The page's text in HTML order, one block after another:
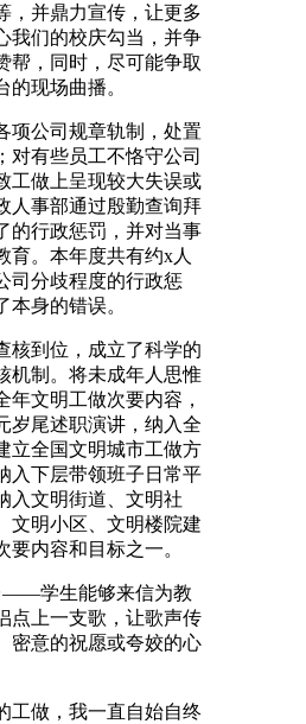
，并鼎力宣传，让更多
我们的校庆勾当，并争
帮，同时，尽可能争取
的现场曲播。
公司规章轨制，处置
对有些员工不恪守公司
工做上呈现较大失误或
人事部通过殷勤查询拜
的行政惩罚，并对当事
育。本年度共有约x人
司分歧程度的行政惩
本身的错误。
到位，成立了科学的
机制。将未成年人思惟
年文明工做次要内容，
岁尾述职演讲，纳入全
立全国文明城市工做方
入下层带领班子日常平
入文明街道、文明社
文明小区、文明楼院建
要内容和目标之一。
学生能够来信为教
点上一支歌，让歌声传
密意的祝愿或夸姣的心
做，我一直自始自终